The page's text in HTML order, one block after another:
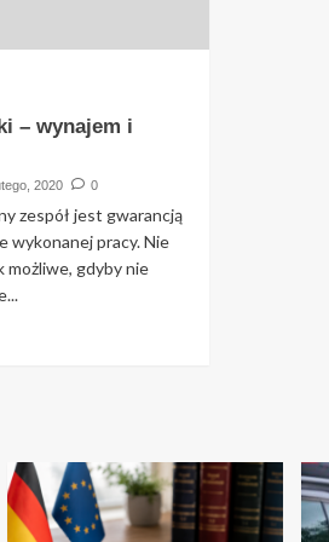
– wynajem i
2020 0
zespół jest gwarancją
wykonanej pracy. Nie
możliwe, gdyby nie